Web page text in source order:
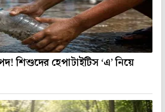
শিশুদের হেপাটাইটিস ‘এ’ নিয়ে